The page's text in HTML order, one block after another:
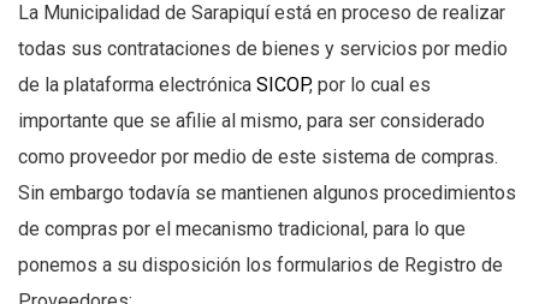
La Municipalidad de Sarapiquí está en proceso de realizar
todas sus contrataciones de bienes y servicios por medio
de la plataforma electrónica SICOP, por lo cual es
importante que se afilie al mismo, para ser considerado
como proveedor por medio de este sistema de compras.
Sin embargo todavía se mantienen algunos procedimientos
de compras por el mecanismo tradicional, para lo que
ponemos a su disposición los formularios de Registro de